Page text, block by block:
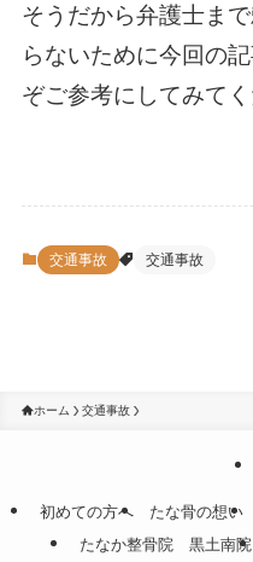
そうだから弁護士ま
らないために今回の
ぞご参考にしてみて
交通事故 交通事故
ホーム 交通事故
初めての方へ たな骨の想い
たなか整骨院 黒土南院